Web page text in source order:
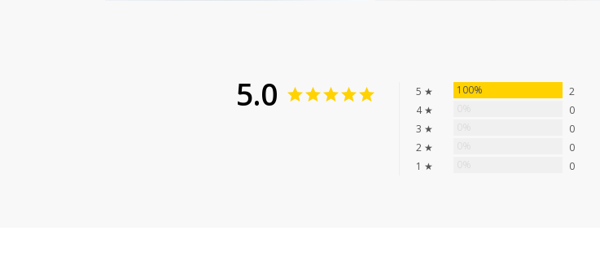
5.0 5 ★ 100%
2
4 ★
0
3 ★
0
2 ★
0
1 ★
0